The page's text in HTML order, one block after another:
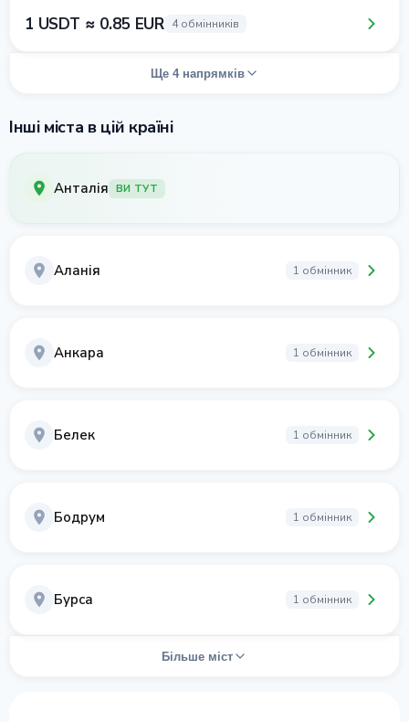
1 USDT ≈ 0.85 EUR 4 обмінників
Ще 4 напрямків
Інші міста в цій країні
Анталія ВИ ТУТ
Аланія 1 обмінник
Анкара 1 обмінник
Белек 1 обмінник
Бодрум 1 обмінник
Бурса 1 обмінник
Більше міст